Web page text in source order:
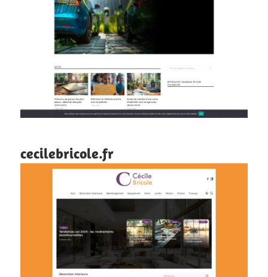
cecilebricole.fr